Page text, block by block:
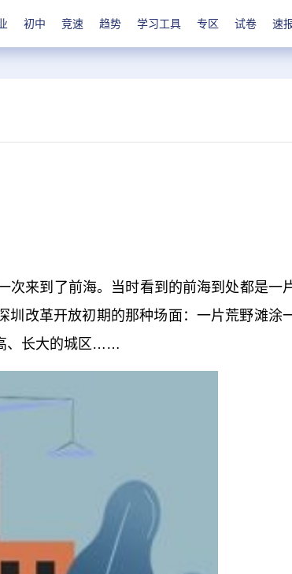
初中 竞速 趋势 学习工具 专区 试卷 速
次来到了前海。当时看到的前海到处都是一
圳改革开放初期的那种场面：一片荒野滩涂
、长大的城区……